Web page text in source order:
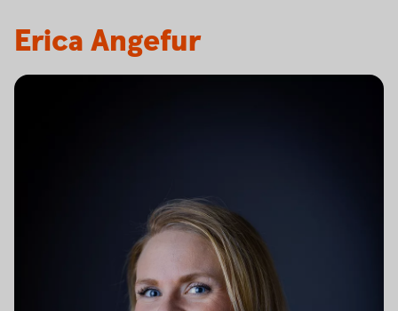
Erica Angefur